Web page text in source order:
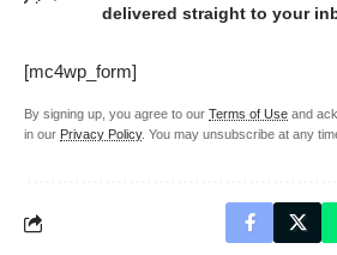
delivered straight to your
[mc4wp_form]
By signing up, you agree to our Terms of Use and
in our Privacy Policy. You may unsubscribe at any